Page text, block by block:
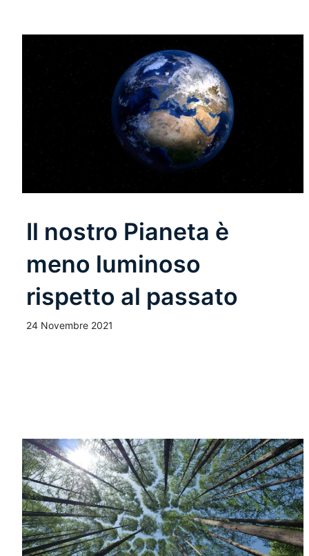
Il nostro Pianeta è
meno luminoso
rispetto al passato
24 Novembre 2021